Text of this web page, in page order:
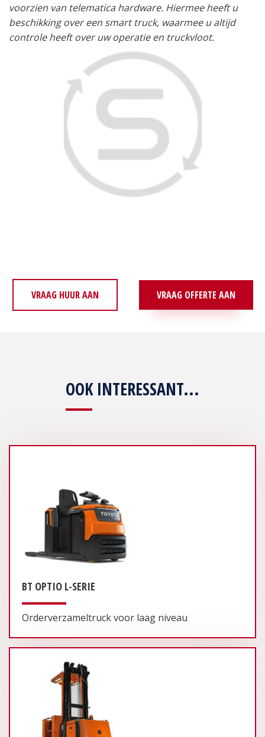
voorzien van telematica hardware. Hiermee heeft u
beschikking over een smart truck, waarmee u altijd
controle heeft over uw operatie en truckvloot.
VRAAG HUUR AAN VRAAG OFFERTE AAN
OOK INTERESSANT...
BT OPTIO L-SERIE
Orderverzameltruck voor laag niveau